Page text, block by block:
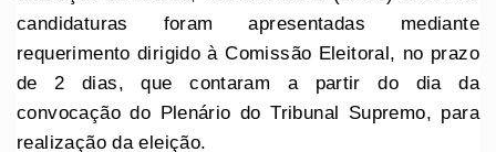
candidaturas foram apresentadas mediante
requerimento dirigido à Comissão Eleitoral, no prazo
de 2 dias, que contaram a partir do dia da
convocação do Plenário do Tribunal Supremo, para
realização da eleição.